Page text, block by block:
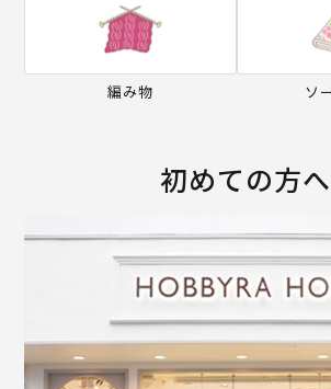
編み物 ソ
初めての方へ